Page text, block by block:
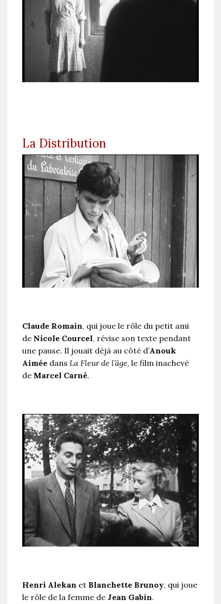
La Distribution
Claude Romain, qui joue le rôle du petit ami
de Nicole Courcel, révise son texte pendant
une pause. Il jouait déjà au côté d’Anouk
Aimée dans La Fleur de l’âge, le film inachevé
de Marcel Carné.
Henri Alekan et Blanchette Brunoy, qui joue
le rôle de la femme de Jean Gabin.